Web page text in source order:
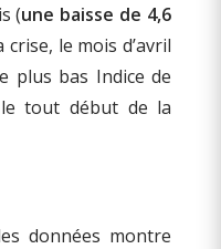
(une baisse de 4,6
le mois d’avril
plus bas Indice de
le tout début de la
données montre